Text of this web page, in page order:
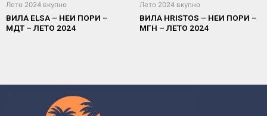
Лето 2024 вкупно
ВИЛА ELSA – НЕИ ПОРИ –
МДТ – ЛЕТО 2024
Лето 2024 вкупно
ВИЛА HRISTOS – НЕИ ПОРИ –
МГН – ЛЕТО 2024